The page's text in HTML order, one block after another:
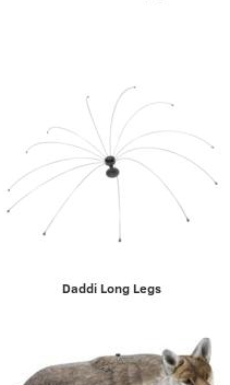
Daddi Long Legs